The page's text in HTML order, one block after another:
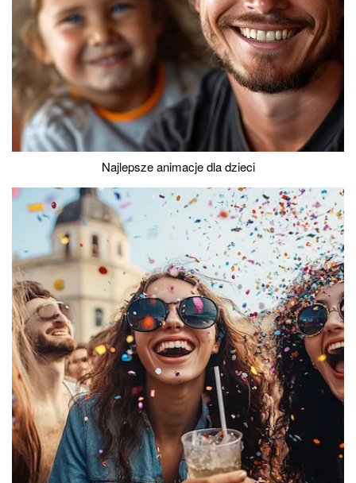
Najlepsze animacje dla dzieci